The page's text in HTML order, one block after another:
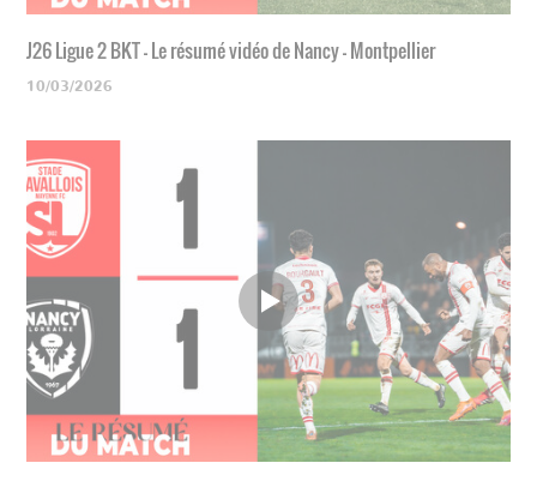
J26 Ligue 2 BKT - Le résumé vidéo de Nancy - Montpellier
10/03/2026